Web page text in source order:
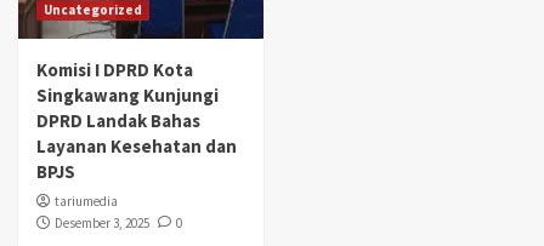
Uncategorized
Komisi I DPRD Kota
Singkawang Kunjungi
DPRD Landak Bahas
Layanan Kesehatan dan
BPJS
tariumedia
Desember 3, 2025
0